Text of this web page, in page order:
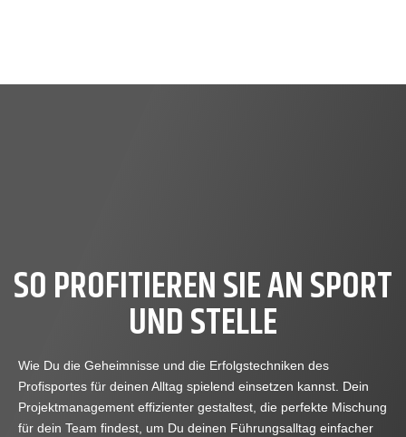
SO PROFITIEREN SIE AN SPORT
UND STELLE
Wie Du die Geheimnisse und die Erfolgstechniken des
Profisportes für deinen Alltag spielend einsetzen kannst. Dein
Projektmanagement effizienter gestaltest, die perfekte Mischung
für dein Team findest, um Du deinen Führungsalltag einfacher